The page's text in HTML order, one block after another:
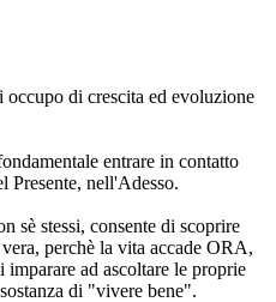
di crescita ed evoluzione
entrare in contatto
Presente, nell'Adesso.
sè stessi, consente di scoprire
perchè la vita accade ORA,
ad ascoltare le proprie
di "vivere bene".